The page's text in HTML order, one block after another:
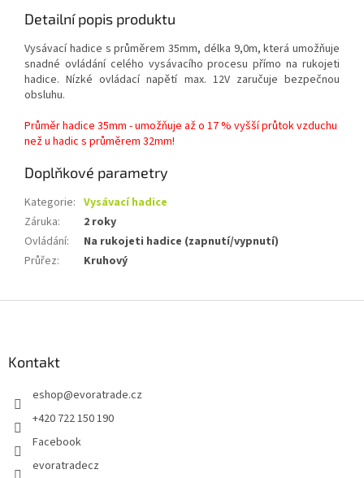
Detailní popis produktu
Vysávací hadice s průměrem 35mm, délka 9,0m, která umožňuje
snadné ovládání celého vysávacího procesu přímo na rukojeti
hadice. Nízké ovládací napětí max. 12V zaručuje bezpečnou
obsluhu.
Průměr hadice 35mm - umožňuje až o 17 % vyšší průtok vzduchu
než u hadic s průměrem 32mm!
Doplňkové parametry
Kategorie: Vysávací hadice
Záruka:
2 roky
Ovládání:
Na rukojeti hadice (zapnutí/vypnutí)
Průřez: Kruhový
Kontakt
eshop@evoratrade.cz
+420 722 150 190
Facebook
evoratradecz